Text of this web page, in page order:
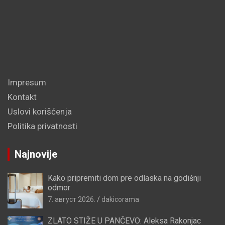
Impresum
Kontakt
Uslovi korišćenja
Politika privatnosti
Najnovije
Kako pripremiti dom pre odlaska na godišnji
odmor
7. август 2026. dakicorama
ZLATO STIŽE U PANČEVO: Aleksa Rakonjac